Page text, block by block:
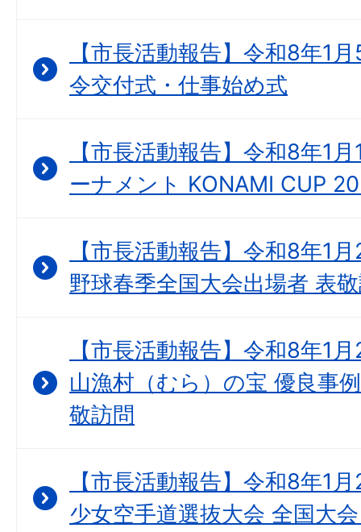
【市長活動報告】令和8年1
令交付式・仕事始め式
【市長活動報告】令和8年1
ーナメント KONAMI CUP
【市長活動報告】令和8年1
野球春季全国大会出場者 表
【市長活動報告】令和8年1
山漁村（むら）の宝 優良事
敬訪問
【市長活動報告】令和8年1
少女空手道選抜大会 全国大